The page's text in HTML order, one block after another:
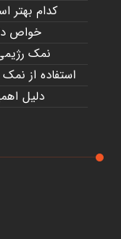
کدام بهتر
خواص
نمک
استفاده از
دلیل